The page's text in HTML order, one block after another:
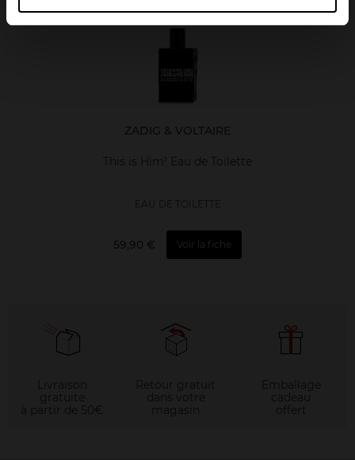
Exclusivité Web
ZADIG & VOLTAIRE
This is Him! Eau de Toilette
EAU DE TOILETTE
59,90 € Voir la fiche